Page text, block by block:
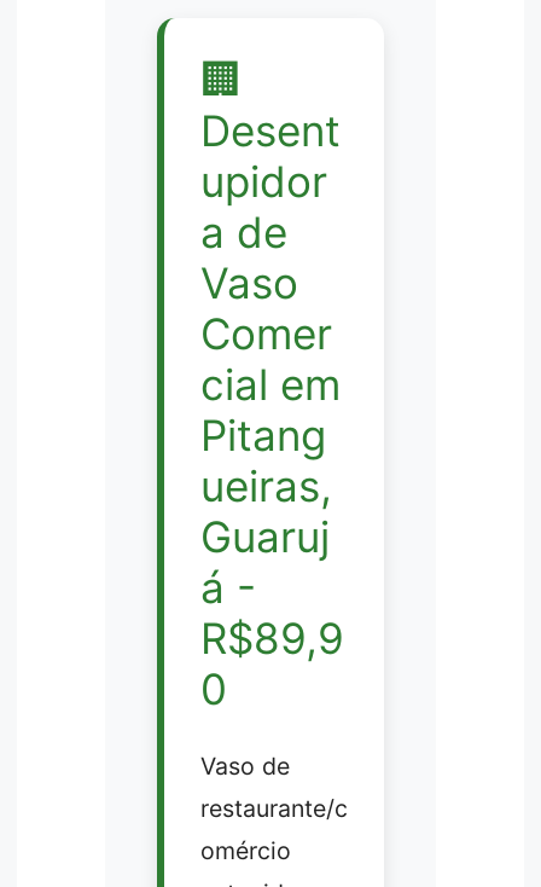
🏢
Desent
upidor
a de
Vaso
Comer
cial em
Pitang
ueiras,
Guaruj
á -
R$89,9
0
Vaso de
restaurante/c
omércio